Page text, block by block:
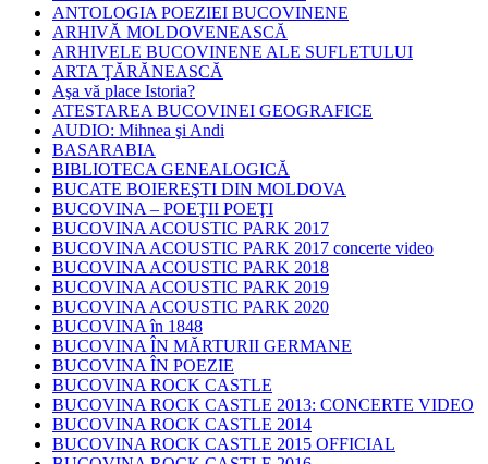
ANTOLOGIA POEZIEI BUCOVINENE
ARHIVĂ MOLDOVENEASCĂ
ARHIVELE BUCOVINENE ALE SUFLETULUI
ARTA ŢĂRĂNEASCĂ
Aşa vă place Istoria?
ATESTAREA BUCOVINEI GEOGRAFICE
AUDIO: Mihnea şi Andi
BASARABIA
BIBLIOTECA GENEALOGICĂ
BUCATE BOIEREŞTI DIN MOLDOVA
BUCOVINA – POEŢII POEŢI
BUCOVINA ACOUSTIC PARK 2017
BUCOVINA ACOUSTIC PARK 2017 concerte video
BUCOVINA ACOUSTIC PARK 2018
BUCOVINA ACOUSTIC PARK 2019
BUCOVINA ACOUSTIC PARK 2020
BUCOVINA în 1848
BUCOVINA ÎN MĂRTURII GERMANE
BUCOVINA ÎN POEZIE
BUCOVINA ROCK CASTLE
BUCOVINA ROCK CASTLE 2013: CONCERTE VIDEO
BUCOVINA ROCK CASTLE 2014
BUCOVINA ROCK CASTLE 2015 OFFICIAL